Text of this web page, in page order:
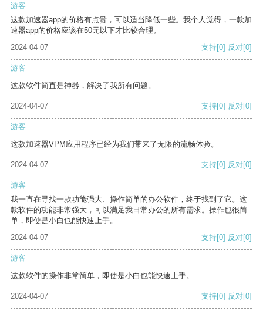
游客
这款加速器app的价格有点贵，可以适当降低一些。我个人觉得，一款加
速器app的价格应该在50元以下才比较合理。
2024-04-07
支持[0] 反对[0]
游客
这款软件简直是神器，解决了我所有问题。
2024-04-07 支持[0] 反对[0]
游客
这款加速器VPM应用程序已经为我们带来了无限的流畅体验。
2024-04-07 支持[0] 反对[0]
游客
我一直在寻找一款功能强大、操作简单的办公软件，终于找到了它。这
款软件的功能非常强大，可以满足我日常办公的所有需求。操作也很简
单，即使是小白也能快速上手。
2024-04-07
支持[0] 反对[0]
游客
这款软件的操作非常简单，即使是小白也能快速上手。
2024-04-07 支持[0] 反对[0]